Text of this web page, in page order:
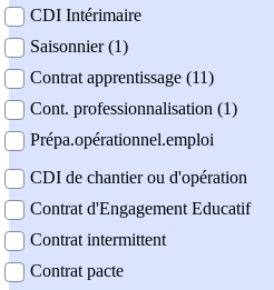
CDI Intérimaire
Saisonnier (1)
Contrat apprentissage (11)
Cont. professionnalisation (1)
Prépa.opérationnel.emploi
CDI de chantier ou d'opération
Contrat d'Engagement Educatif
Contrat intermittent
Contrat pacte